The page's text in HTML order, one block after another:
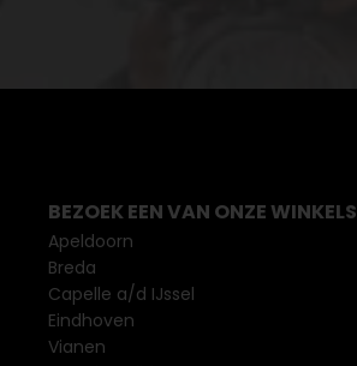
BEZOEK EEN VAN ONZE WINKELS
Apeldoorn
Breda
Capelle a/d IJssel
Eindhoven
Vianen